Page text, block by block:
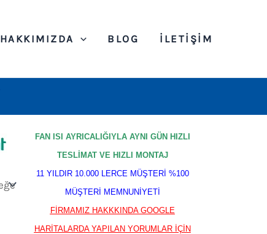
HAKKIMIZDA BLOG İLETIŞIM
FAN ISI AYRICALIĞIYLA AYNI GÜN HIZLI
TESLİMAT VE HIZLI MONTAJ
11 YILDIR 10.000 LERCE MÜŞTERİ %100
MÜŞTERİ MEMNUNİYETİ
FİRMAMIZ HAKKKINDA GOOGLE
HARİTALARDA YAPILAN YORUMLAR İÇİN